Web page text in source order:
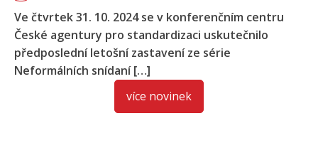
Ve čtvrtek 31. 10. 2024 se v konferenčním centru
České agentury pro standardizaci uskutečnilo
předposlední letošní zastavení ze série
Neformálních snídaní […]
více novinek